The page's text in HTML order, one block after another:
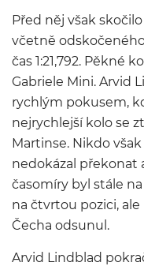
Před něj však
včetně
čas 1:21,792. Pěkné
Gabriele Mini. Arvid
rychlým pokusem,
nejrychlejší kolo se
Martinse. Nikdo
nedokázal překonat
časomíry byl stále
na čtvrtou pozici,
Čecha odsunul.
Arvid Lindblad